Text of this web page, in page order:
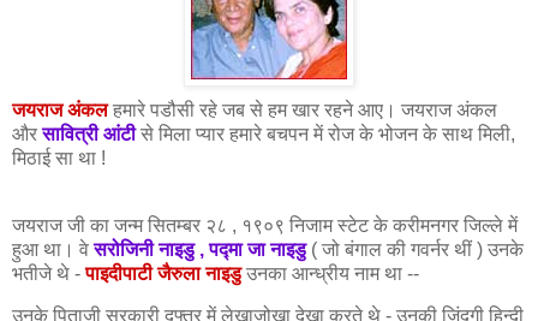
जयराज अंकलहमारे पडौसी रहे जब से हम खार रहने आए। जयराजअंकल
औरसावित्री आंटीसे मिला प्यार हमारे बचपन में रोज के भोजन के साथ मिली,
मिठाई सा था !
जयराज जी का जन्म सितम्बर २८ , १९०९ निजाम स्टेट के करीमनगर जिल्ले में
हुआ था। वेसरोजिनीनाइडु ,पद्मा जानाइडु( जो बंगाल की गवर्नर थीं ) उनके
भतीजे थे -पाइदीपाटी जैरुला नाइडुउनका आन्ध्रीय नाम था --
उनके पिताजी सरकारी दफ्तर में लेखाजोखा देखा करते थे - उनकी जिंदगी हिन्दी